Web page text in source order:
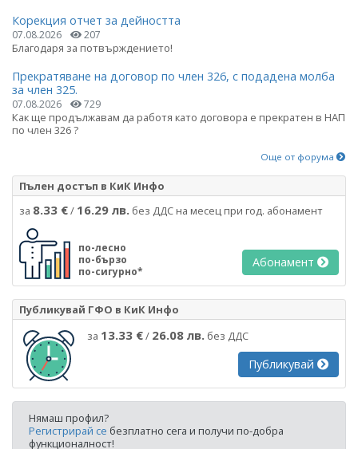
Корекция отчет за дейността
07.08.2026 207
Благодаря за потвърждението!
Прекратяване на договор по член 326, с подадена молба
за член 325.
07.08.2026 729
Как ще продължавам да работя като договора е прекратен в НАП
по член 326 ?
Още от форума
Пълен достъп в КиК Инфо
за 8.33 €/ 16.29 лв. без ДДС на месец при год. абонамент
по-лесно
по-бързо
по-сигурно*
Абонамент
Публикувай ГФО в КиК Инфо
за 13.33 €/ 26.08 лв. без ДДС
Публикувай
Нямаш профил?
Регистрирай се безплатно сега и получи по-добра
функционалност!